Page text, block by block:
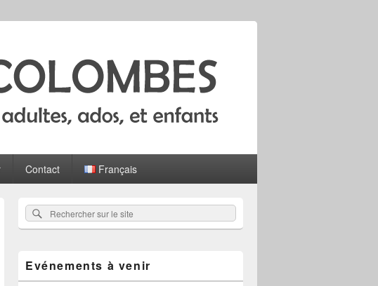
Contact Français
Zone
principale
de
barre
Rechercher :
Rechercher
sur
site
Evénements à venir